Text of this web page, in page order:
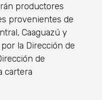
productores
provenientes de
Caaguazú y
la Dirección de
de
cartera